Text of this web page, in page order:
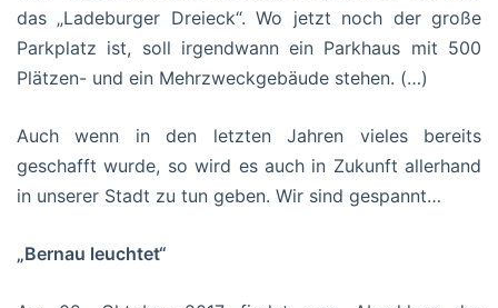
das „Ladeburger Dreieck“. Wo jetzt noch der große
Parkplatz ist, soll irgendwann ein Parkhaus mit 500
Plätzen- und ein Mehrzweckgebäude stehen. (…)
Auch wenn in den letzten Jahren vieles bereits
geschafft wurde, so wird es auch in Zukunft allerhand
in unserer Stadt zu tun geben. Wir sind gespannt…
„Bernau leuchtet“